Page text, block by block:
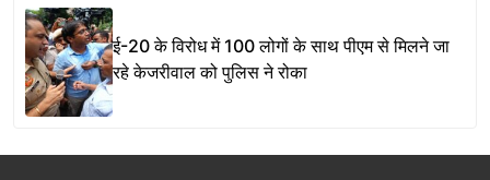
ई-20 के विरोध में 100 लोगों के साथ पीएम से मिलने जा
रहे केजरीवाल को पुलिस ने रोका